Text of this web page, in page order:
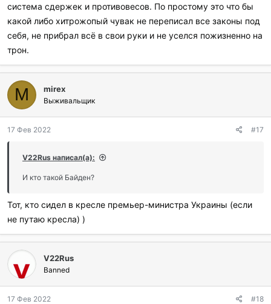
система сдержек и противовесов. По простому это что бы
какой либо хитрожопый чувак не переписал все законы под
себя, не прибрал всё в свои руки и не уселся пожизненно на
трон.
M mirex
Выживальщик
17 Фев 2022 #17
V22Rus написал(а):
И кто такой Байден?
Тот, кто сидел в кресле премьер-министра Украины (если
не путаю кресла) )
V22Rus
Banned
17 Фев 2022 #18